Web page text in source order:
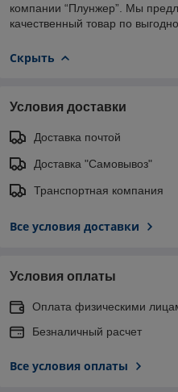
компании “Плунжер”. Мы
качественный товар по
Скрыть
Условия доставки
Доставка почтой
Доставка "Самовывоз"
Транспортная компания
Все условия доставки
Условия оплаты
Оплата физическими
Безналичный расчет
Все условия оплаты